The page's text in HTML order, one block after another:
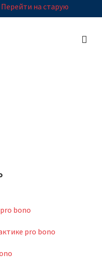
Перейти на старую
bono
pro bono